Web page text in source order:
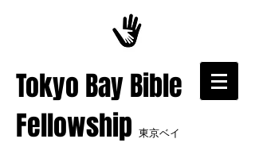
​Tokyo Bay Bible
Fellowship 東京ベイ